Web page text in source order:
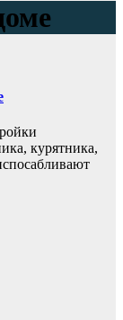
курятника,